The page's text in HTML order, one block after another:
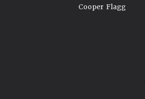
Cooper Flagg